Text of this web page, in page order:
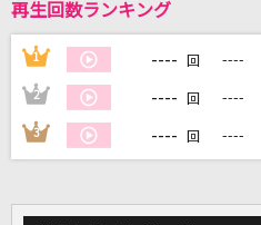
再生回数ランキング
1 ---- 回 ----
2 ---- 回 ----
3 ---- 回 ----